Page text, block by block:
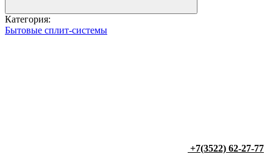
Категория:
Бытовые сплит-системы
+7(3522) 62-27-77